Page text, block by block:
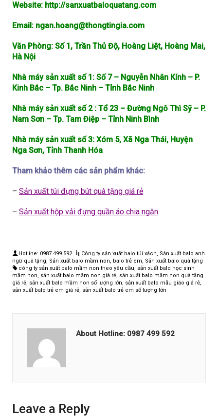
Website: http://sanxuatbaloquatang.com
Email: ngan.hoang@thongtingia.com
Văn Phòng: Số 1, Trần Thủ Độ, Hoàng Liệt, Hoàng Mai,
Hà Nội
Nhà máy sản xuất số 1: Số 7 – Nguyễn Nhân Kính – P.
Kinh Bắc – Tp. Bắc Ninh – Tỉnh Bắc Ninh
Nhà máy sản xuất số 2 : Tổ 23 – Đường Ngô Thì Sỹ – P.
Nam Sơn – Tp. Tam Điệp – Tỉnh Ninh Bình
Nhà máy sản xuất số 3: Xóm 5, Xã Nga Thái, Huyện
Nga Sơn, Tỉnh Thanh Hóa
Tham khảo thêm các sản phẩm khác:
– Sản xuất túi đựng bút quà tặng giá rẻ
– Sản xuất hộp vải đựng quần áo chia ngăn
Hotline: 0987 499 592 Công ty sản xuất balo túi xách, Sản xuất balo anh
ngữ quà tặng, Sản xuất balo mầm non, balo trẻ em, Sản xuất balo quà tặng
công ty sản xuất balo mầm non theo yêu cầu, sản xuất balo học sinh
mầm non, sản xuất balo mầm non giá rẻ, sản xuất balo mầm non quà tặng
giá rẻ, sản xuất balo mầm non số lượng lớn, sản xuất balo mẫu giáo giá rẻ,
sản xuất balo trẻ em giá rẻ, sản xuất balo trẻ em số lượng lớn
About Hotline: 0987 499 592
Leave a Reply